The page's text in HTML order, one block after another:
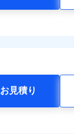
お見積り